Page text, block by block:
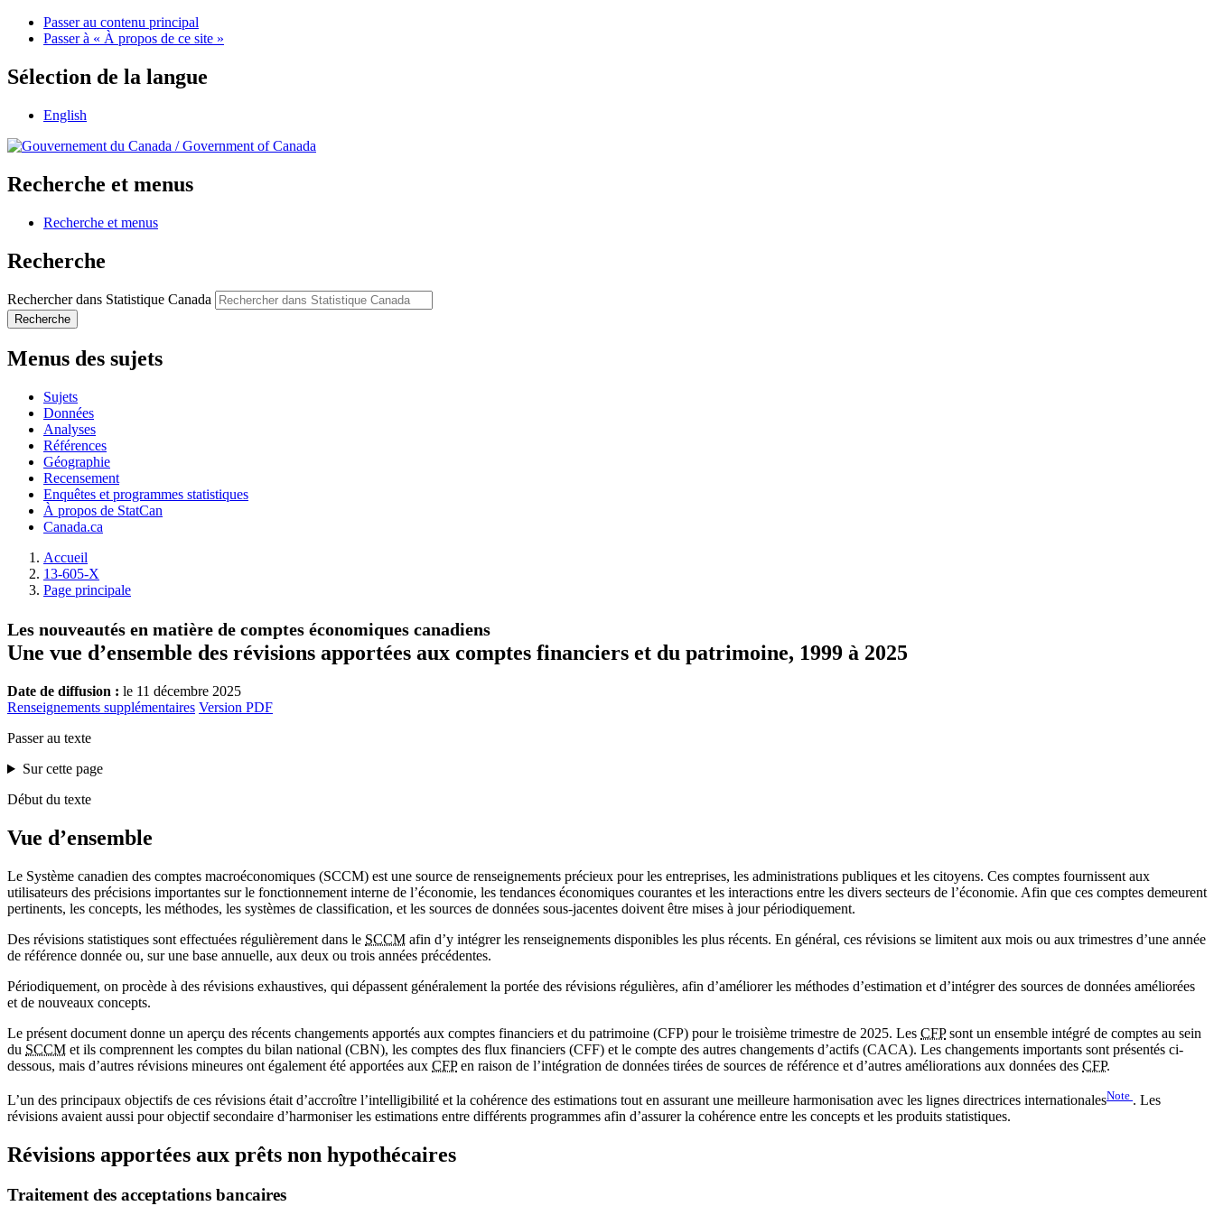
Passer au contenu principal
Passer à « À propos de ce site »
Sélection de la langue
English
/Government of Canada
Recherche et menus
Recherche et menus
Recherche
Rechercher dans Statistique Canada
Recherche
Menus des sujets
Sujets
Données
Analyses
Références
Géographie
Recensement
Enquêtes et programmes statistiques
À propos de StatCan
Canada.ca
Accueil
13-605-X
Page principale
Les nouveautés en matière de comptes économiques canadiens
Une vue d’ensemble des révisions apportées aux comptes financiers et du patrimoine, 1999 à 2025
Date de diffusion : le 11 décembre 2025
Renseignements supplémentaires Version PDF
Passer au texte
Sur cette page
Début du texte
Vue d’ensemble
Le Système canadien des comptes macroéconomiques (SCCM) est une source de renseignements précieux pour les entreprises, les administrations publiques et les citoyens. Ces comptes fournissent aux
utilisateurs des précisions importantes sur le fonctionnement interne de l’économie, les tendances économiques courantes et les interactions entre les divers secteurs de l’économie. Afin que ces comptes demeurent
pertinents, les concepts, les méthodes, les systèmes de classification, et les sources de données sous-jacentes doivent être mises à jour périodiquement.
Des révisions statistiques sont effectuées régulièrement dans le SCCM afin d’y intégrer les renseignements disponibles les plus récents. En général, ces révisions se limitent aux mois ou aux trimestres d’une année
de référence donnée ou, sur une base annuelle, aux deux ou trois années précédentes.
Périodiquement, on procède à des révisions exhaustives, qui dépassent généralement la portée des révisions régulières, afin d’améliorer les méthodes d’estimation et d’intégrer des sources de données améliorées
et de nouveaux concepts.
Le présent document donne un aperçu des récents changements apportés aux comptes financiers et du patrimoine (CFP) pour le troisième trimestre de 2025. Les CFPsont un ensemble intégré de comptes au sein
du SCCM et ils comprennent les comptes du bilan national (CBN), les comptes des flux financiers (CFF) et le compte des autres changements d’actifs (CACA). Les changements importants sont présentés ci-
dessous, mais d’autres révisions mineures ont également été apportées aux CFPen raison de l’intégration de données tirées de sources de référence et d’autres améliorations aux données des CFP.
L’un des principaux objectifs de ces révisions était d’accroître l’intelligibilité et la cohérence des estimations tout en assurant une meilleure harmonisation avec les lignes directrices internationalesNote . Les
révisions avaient aussi pour objectif secondaire d’harmoniser les estimations entre différents programmes afin d’assurer la cohérence entre les concepts et les produits statistiques.
Révisions apportées aux prêts non hypothécaires
Traitement des acceptations bancaires